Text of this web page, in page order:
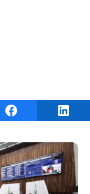
Share on Facebook